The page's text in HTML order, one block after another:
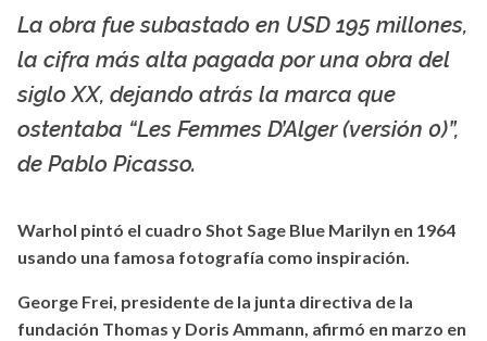
elsoldemexico.com.mx
La obra fue subastado en USD 195 millones,
la cifra más alta pagada por una obra del
siglo XX, dejando atrás la marca que
ostentaba “Les Femmes D’Alger (versión 0)”,
de Pablo Picasso.
Warhol pintó el cuadro Shot Sage Blue Marilyn en 1964
usando una famosa fotografía como inspiración.
George Frei, presidente de la junta directiva de la
fundación Thomas y Doris Ammann, afirmó en marzo en